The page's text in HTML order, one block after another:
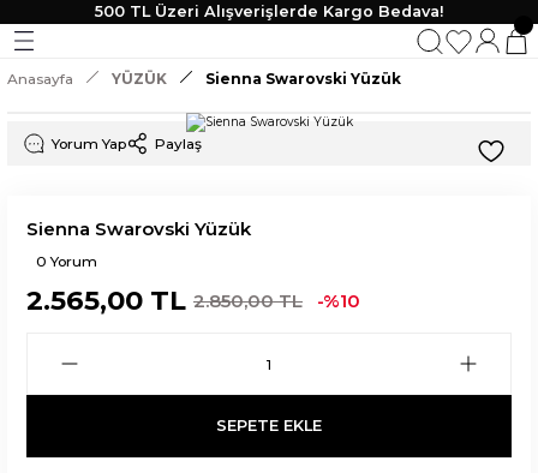
500 TL Üzeri Alışverişlerde Kargo Bedava!
Geri Dön
Geri Dön
Geri Dön
Geri Dön
TAKI
Anasayfa YÜZÜK Sienna Swarovski Yüzük
Yorum Yap Paylaş
Sienna Swarovski Yüzük
0 Yorum
2.565,00 TL 2.850,00 TL -%10
SEPETE EKLE